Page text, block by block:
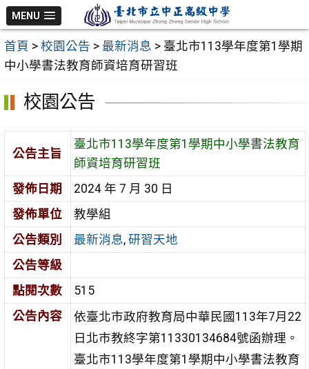
跳
至
主
要
MENU
首頁 > 校園公告 > 最新消息 > 臺北市113學年度第1學期
中小學書法教育師資培育研習班
校園公告
公告主旨
臺北市113學年度第1學期中小學書法教育
師資培育研習班
發佈日期
2024 年 7 月 30 日
發佈單位
教學組
公告類別
最新消息, 研習天地
公告等級
點閱次數
515
公告內容
依臺北市政府教育局中華民國113年7月22
日北市教終字第11330134684號函辦理。
臺北市113學年度第1學期中小學書法教育